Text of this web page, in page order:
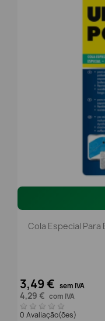
Cola Especial Para
3,49 € sem IVA
4,29 € com IVA
0 Avaliação(ões)